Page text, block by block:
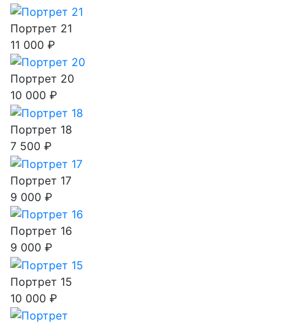
Портрет 21
11 000 ₽
Портрет 20
10 000 ₽
Портрет 18
7 500 ₽
Портрет 17
9 000 ₽
Портрет 16
9 000 ₽
Портрет 15
10 000 ₽